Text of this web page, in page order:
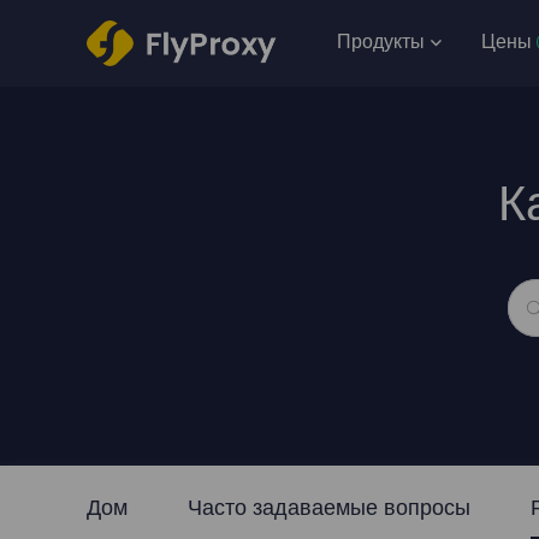
Продукты Цены
Дом Часто задаваемые вопросы